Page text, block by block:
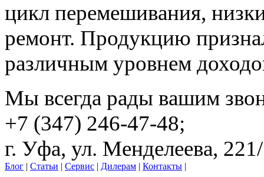
цикл перемешивания,
ремонт. Продукцию
различным уровнем
Мы всегда рады вашим
+7 (347) 246-47-48;
г. Уфа, ул. Менделеева,
Блог | Статьи | Сервис | Дилерам | Контакты |